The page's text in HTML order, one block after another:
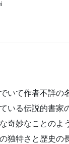
いて作者不詳の
いる伝説的書家
奇妙なことのよ
独特さと歴史の